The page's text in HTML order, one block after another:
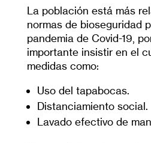
La población está más
normas de bioseguridad
pandemia de Covid-19,
importante insistir en el
medidas como:
Uso del tapabocas.
Distanciamiento social.
Lavado efectivo de